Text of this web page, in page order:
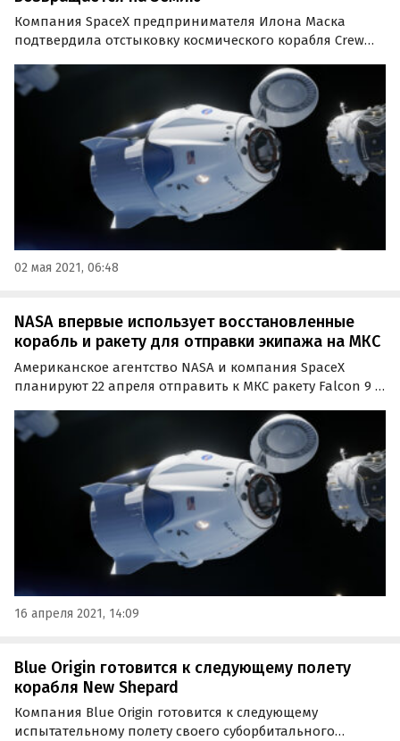
Компания SpaceX предпринимателя Илона Маска
подтвердила отстыковку космического корабля Crew
борту от Международной космической станции (МКС)
для возвращения на Землю.
02 мая 2021, 06:48
NASA впервые использует восстановленные
корабль и ракету для отправки экипажа на МКС
Американское агентство NASA и компания SpaceX
планируют 22 апреля отправить к МКС ракету Falcon 9 с
астронавтами на борту.
16 апреля 2021, 14:09
Blue Origin готовится к следующему полету
корабля New Shepard
Компания Blue Origin готовится к следующему
испытательному полету своего суборбитального